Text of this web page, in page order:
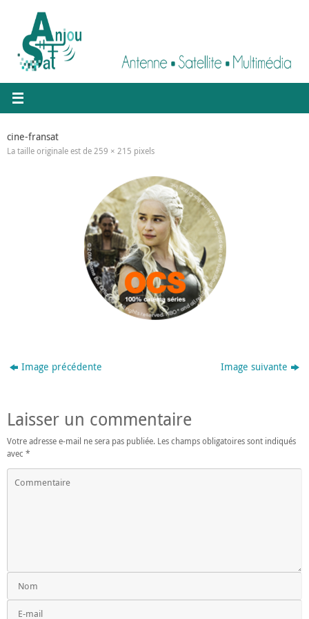
contenu
cine-fransat
La taille originale est de259 × 215 pixels
Image précédente Image suivante
Laisser un commentaire
Votre adresse e-mail ne sera pas publiée. Les champs obligatoires sont indiqués
avec *